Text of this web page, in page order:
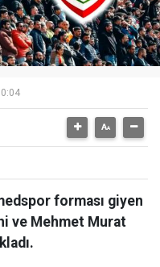
forması giyen
ve Mehmet Murat